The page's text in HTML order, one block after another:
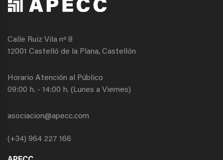
Calle Ruiz Vila nº 8
12001 Castelló de la Plana, Castellón
Horario Atención al Público
09:00 h. - 14:00 h. (Lunes a Viernes)
asociacion@apecc.com
(+34) 964 227 166